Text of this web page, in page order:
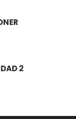
2